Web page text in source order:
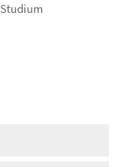
Studium